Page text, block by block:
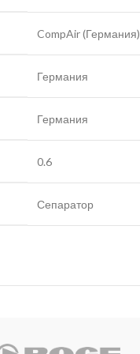
CompAir (Германия)
Германия
Германия
0.6
Сепаратор